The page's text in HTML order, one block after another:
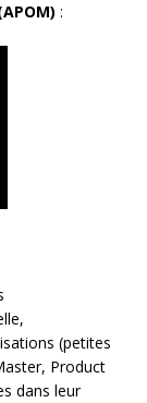
:
,
(petites
, Product
dans leur